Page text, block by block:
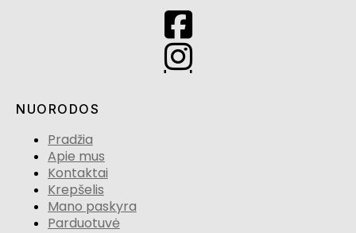
NUORODOS
Pradžia
Apie mus
Kontaktai
Krepšelis
Mano paskyra
Parduotuvė